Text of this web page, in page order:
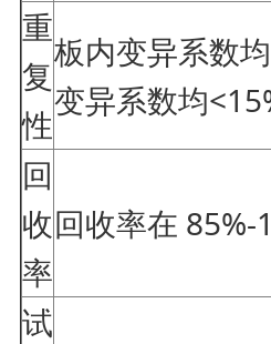
重
复
性
板内变异系数
变异系数均
回
收
率
回收率在 85%-
试